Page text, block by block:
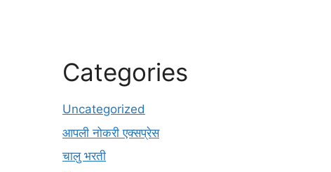
Categories
Uncategorized
आपली नोकरी एक्सप्रेस
चालु भरती